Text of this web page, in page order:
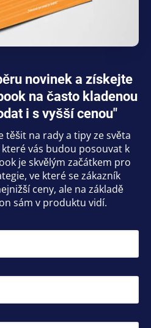
novinek a získejte
na často kladenou
i s vyšší cenou"
těšit na rady a tipy ze světa
vás budou posouvat k
je skvělým začátkem pro
ve které se zákazník
ceny, ale na základě
sám v produktu vidí.